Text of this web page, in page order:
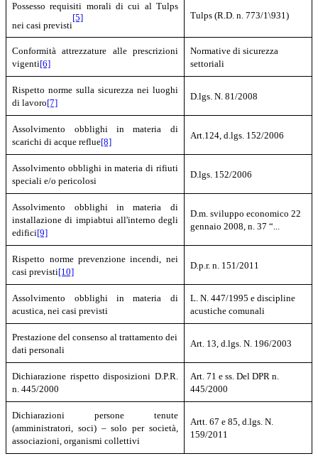
Possesso requisiti morali di cui al Tulps
nei casi previsti
[5] Tulps (R.D. n. 773/1\931)
Conformità attrezzature alle prescrizioni
vigenti[6]
Normative di sicurezza
settoriali
Rispetto norme sulla sicurezza nei luoghi
di lavoro[7]
D.lgs. N. 81/2008
Assolvimento obblighi in materia di
scarichi di acque reflue[8]
Art.124, d.lgs. 152/2006
Assolvimento obblighi in materia di rifiuti
speciali e/o pericolosi
D.lgs. 152/2006
Assolvimento obblighi in materia di
installazione di impiabtui all'interno degli
edifici[9]
D.m. sviluppo economico 22
gennaio 2008, n. 37 “...
Rispetto norme prevenzione incendi, nei
casi previsti[10]
D.p.r. n. 151/2011
Assolvimento obblighi in materia di
acustica, nei casi previsti
L. N. 447/1995 ediscipline
acustiche comunali
Prestazione del consenso al trattamento dei
dati personali
Art. 13, d.lgs. N. 196/2003
Dichiarazione rispetto disposizioni D.P.R.
n. 445/2000
Art. 71 e ss. Del DPR n.
445/2000
Dichiarazioni persone tenute
(amministratori, soci) – solo per società,
associazioni, organismi collettivi
Artt. 67 e 85, d.lgs. N.
159/2011